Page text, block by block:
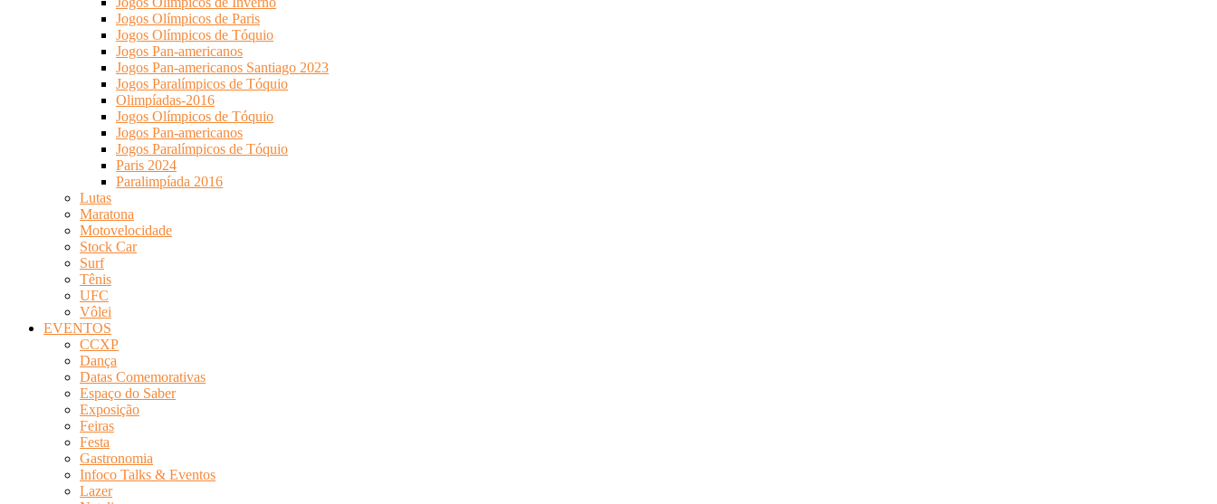
Jogos Olímpicos de Paris
Jogos Olímpicos de Tóquio
Jogos Pan-americanos
Jogos Pan-americanos Santiago 2023
Jogos Paralímpicos de Tóquio
Olimpíadas-2016
Jogos Olímpicos de Tóquio
Jogos Pan-americanos
Jogos Paralímpicos de Tóquio
Paris 2024
Paralimpíada 2016
Lutas
Maratona
Motovelocidade
Stock Car
Surf
Tênis
UFC
Vôlei
EVENTOS
CCXP
Dança
Datas Comemorativas
Espaço do Saber
Exposição
Feiras
Festa
Gastronomia
Infoco Talks & Eventos
Lazer